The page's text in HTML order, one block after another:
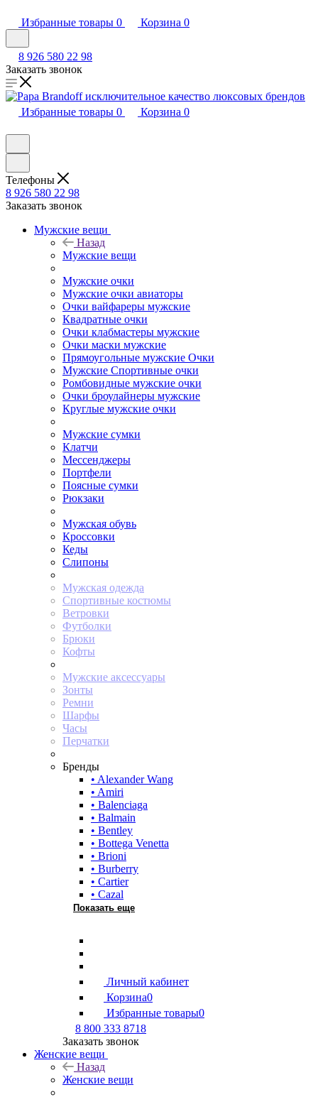
Избранные товары 0 Корзина 0
8 926 580 22 98
Заказать звонок
Избранные товары 0 Корзина 0
Телефоны
8 926 580 22 98
Заказать звонок
Мужские вещи
Назад
Мужские вещи
Мужские очки
Мужские очки авиаторы
Очки вайфареры мужские
Квадратные очки
Очки клабмастеры мужские
Очки маски мужские
Прямоугольные мужские Очки
Мужские Спортивные очки
Ромбовидные мужские очки
Очки броулайнеры мужские
Круглые мужские очки
Мужские сумки
Клатчи
Мессенджеры
Портфели
Поясные сумки
Рюкзаки
Мужская обувь
Кроссовки
Кеды
Слипоны
Мужская одежда
Спортивные костюмы
Ветровки
Футболки
Брюки
Кофты
Мужские аксессуары
Зонты
Ремни
Шарфы
Часы
Перчатки
Бренды
• Alexander Wang
• Amiri
• Balenciaga
• Balmain
• Bentley
• Bottega Venetta
• Brioni
• Burberry
• Cartier
• Cazal
Показать еще
Личный кабинет
Корзина0
Избранные товары0
8 800 333 8718
Заказать звонок
Женские вещи
Назад
Женские вещи